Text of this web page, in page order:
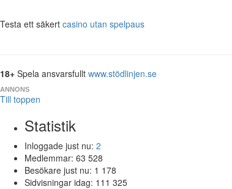
Testa ett säkert casino utan spelpaus
18+ Spela ansvarsfullt www.stödlinjen.se
ANNONS
Till toppen
Statistik
Inloggade just nu: 2
Medlemmar: 63 528
Besökare just nu: 1 178
Sidvisningar idag: 111 325